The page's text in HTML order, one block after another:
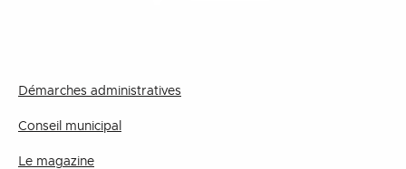
Démarches administratives
Conseil municipal
Le magazine